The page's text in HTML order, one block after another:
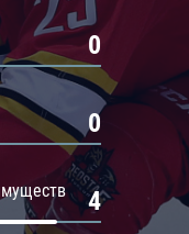
0
0
4